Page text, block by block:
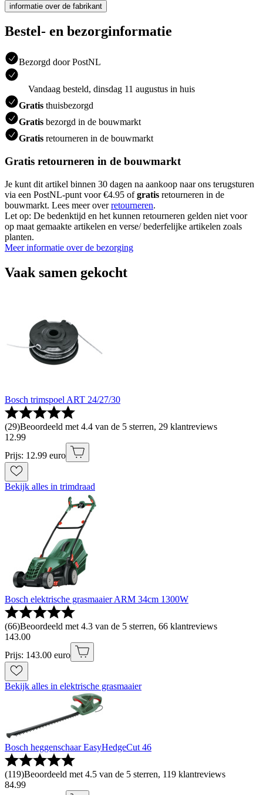
informatie over de fabrikant
Bestel- en bezorginformatie
Bezorgd door PostNL
Vandaag besteld, dinsdag 11 augustus in huis
Gratis thuisbezorgd
Gratis bezorgd in de bouwmarkt
Gratis retourneren in de bouwmarkt
Gratis retourneren in de bouwmarkt
Je kunt dit artikel binnen 30 dagen na aankoop naar ons terugsturen
via een PostNL-punt voor €4.95 ofgratis retourneren in de
bouwmarkt. Lees meer overretourneren.
Let op: De bedenktijd en het kunnen retourneren gelden niet voor
op maat gemaakte artikelen en verse/ bederfelijke artikelen zoals
planten.
Meer informatie over de bezorging
Vaak samen gekocht
Bosch trimspoel ART 24/27/30
(29)Beoordeeld met 4.4 van de 5 sterren, 29 klantreviews
12.99
Prijs: 12.99 euro
Bekijk alles in trimdraad
Bosch elektrische grasmaaier ARM 34cm 1300W
(66)Beoordeeld met 4.3 van de 5 sterren, 66 klantreviews
143.00
Prijs: 143.00 euro
Bekijk alles in elektrische grasmaaier
Bosch heggenschaar EasyHedgeCut 46
(119)Beoordeeld met 4.5 van de 5 sterren, 119 klantreviews
84.99